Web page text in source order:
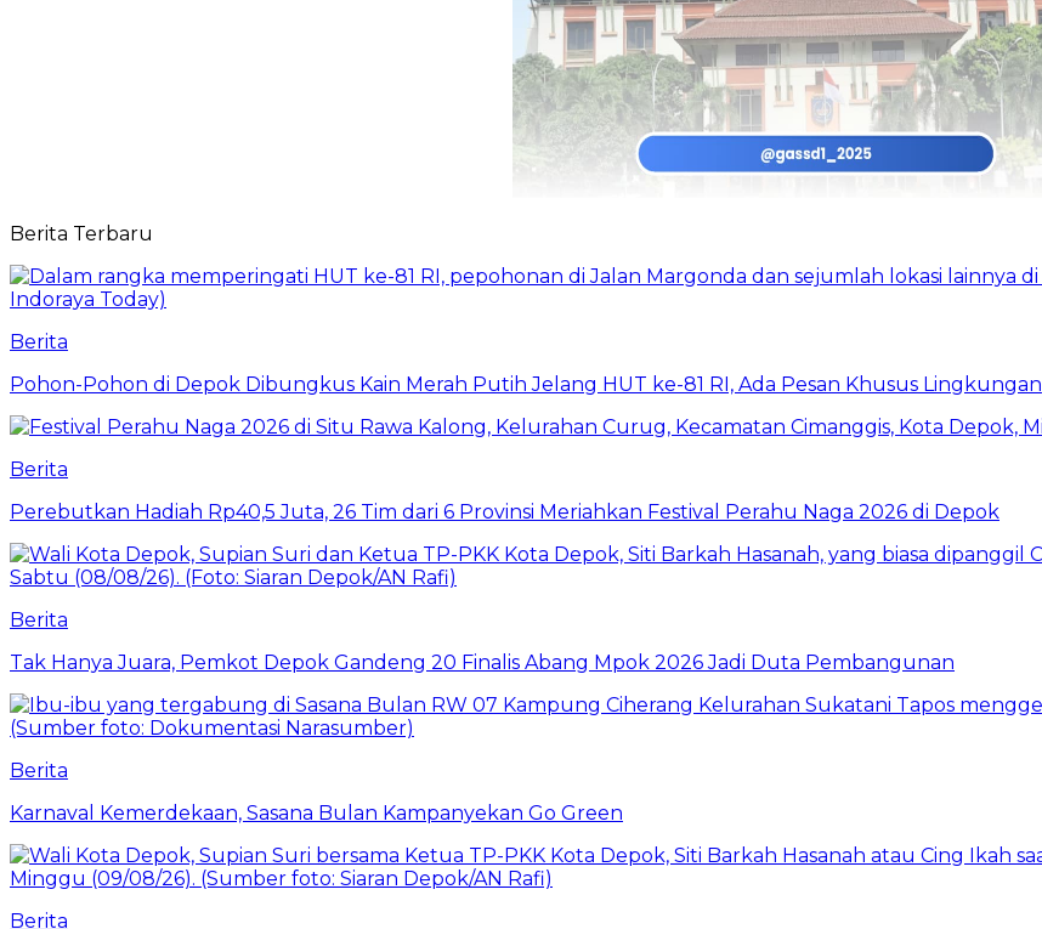
Berita Terbaru
Berita
Pohon-Pohon di Depok Dibungkus Kain Merah Putih Jelang HUT ke-81 RI, Ada Pesan Khusus Lingkungan
Berita
Perebutkan Hadiah Rp40,5 Juta, 26 Tim dari 6 Provinsi Meriahkan Festival Perahu Naga 2026 di Depok
Berita
Tak Hanya Juara, Pemkot Depok Gandeng 20 Finalis Abang Mpok 2026 Jadi Duta Pembangunan
Berita
Karnaval Kemerdekaan, Sasana Bulan Kampanyekan Go Green
Berita